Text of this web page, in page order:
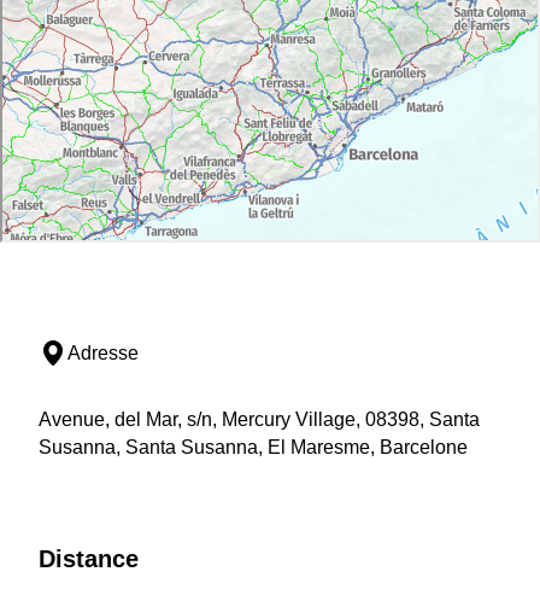
Adresse
Avenue, del Mar, s/n, Mercury Village, 08398, Santa
Susanna, Santa Susanna, El Maresme, Barcelone
Distance